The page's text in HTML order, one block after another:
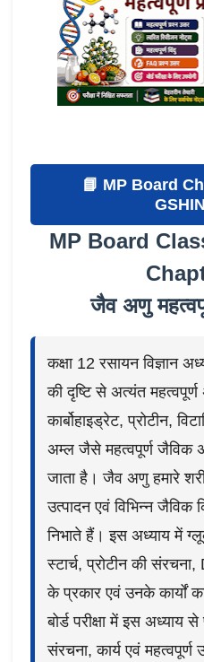
📘 MP Board
MP Board
जैव अणु
कक्षा 12 रसायन विज्ञान
की दृष्टि से अत्यंत
कार्बोहाइड्रेट, प्रोटीन,
अम्ल जैसे महत्वपूर्ण जैविक
जाता है। जैव अणु हमारे
उत्पादन एवं विभिन्न जैविक
निभाते हैं। इस अध्याय में
स्टार्च, प्रोटीन की
के प्रकार एवं उनके कार्यों
बोर्ड परीक्षा में इस अध्याय
संरचना, कार्य एवं